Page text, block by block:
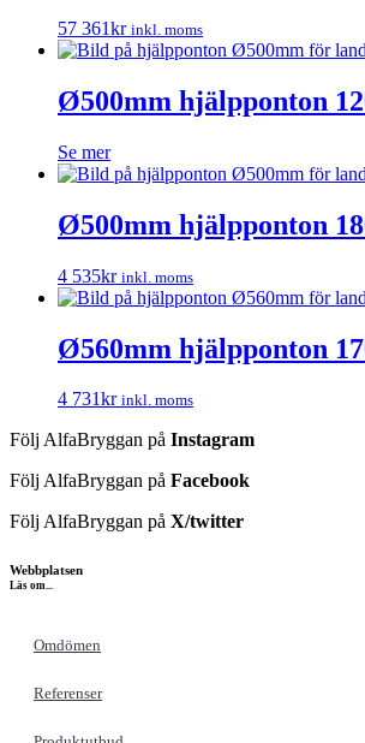
57 361kr inkl. moms
Ø500mm hjälpponton
Se mer
Ø500mm hjälpponton
4 535kr inkl. moms
Ø560mm hjälpponton
4 731kr inkl. moms
Följ AlfaBryggan på Instagram
Följ AlfaBryggan på Facebook
Följ AlfaBryggan på X/twitter
Webbplatsen
Läs om...
Omdömen
Referenser